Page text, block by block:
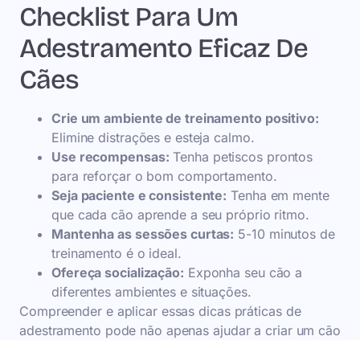
Checklist Para Um
Adestramento Eficaz De
Cães
Crie um ambiente de treinamento positivo:
Elimine distrações e esteja calmo.
Use recompensas: Tenha petiscos prontos
para reforçar o bom comportamento.
Seja paciente e consistente: Tenha em mente
que cada cão aprende a seu próprio ritmo.
Mantenha as sessões curtas: 5-10 minutos de
treinamento é o ideal.
Ofereça socialização: Exponha seu cão a
diferentes ambientes e situações.
Compreender e aplicar essas dicas práticas de
adestramento pode não apenas ajudar a criar um cão